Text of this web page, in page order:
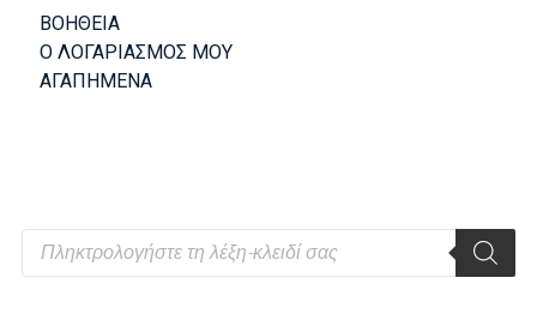
ΒΟΗΘΕΙΑ
Ο ΛΟΓΑΡΙΑΣΜΟΣ ΜΟΥ
ΑΓΑΠΗΜΕΝΑ